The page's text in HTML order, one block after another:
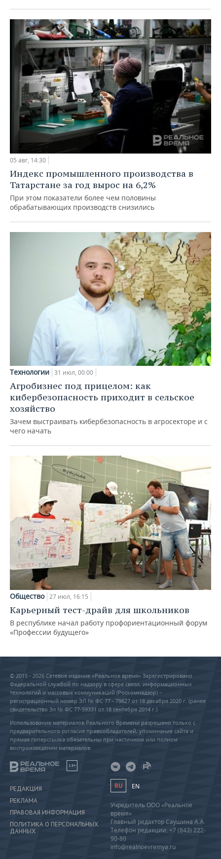
05 авг, 14:30
Индекс промышленного производства в
Татарстане за год вырос на 6,2%
При этом показатели более чем половины
обрабатывающих производств снизились
Технологии 31 июл, 00:00
Агробизнес под прицелом: как
кибербезопасность приходит в сельское
хозяйство
Зачем выстраивать кибербезопасность в агросекторе и с
чего начать
Общество 27 июл, 16:15
Карьерный тест-драйв для школьников
В республике начал работу профориентационный форум
«Профессии будущего»
© 2015 - 2026 Сетевое издание «Реальное время» Зарегистрировано
Федеральной службой по надзору в сфере связи, информационных
технологий и массовых коммуникаций (Роскомнадзор) –
регистрационный номер ЭЛ № ФС 77 - 79627 от 18 декабря 2020 г. (ранее
свидетельство Эл № ФС 77-59331 от 18 сентября 2014 г.)
Использование материалов Реального Времени разрешено только с
предварительного согласия правообладателей, упоминание сайта и
прямая гиперссылка обязательны при частичном или полном
воспроизведении материалов.
18+
РЕДАКЦИЯ
РЕКЛАМА
ПРАВОВАЯ ИНФОРМАЦИЯ
ПОЛИТИКА О ПЕРСОНАЛЬНЫХ
ДАННЫХ
RU EN
Учредитель ООО «Реальное
время»
Главный редактор Саушина А.А.
Телефон редакции: +7 (843) 222-
90-80
info@realnoevremya.ru